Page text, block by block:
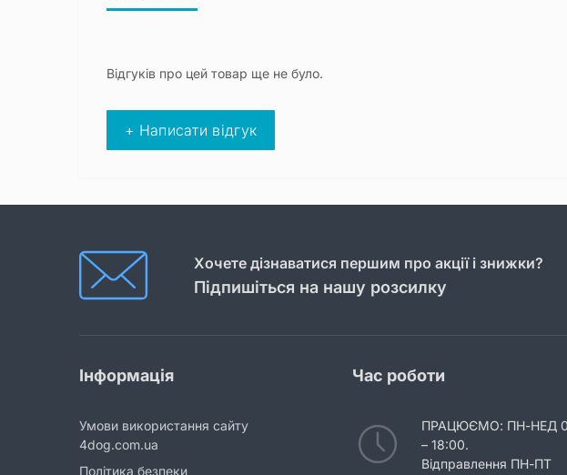
Відгуків про цей товар ще не було.
+ Написати відгук
Хочете дізнаватися першим про акції і знижки?
Підпишіться на нашу розсилку
Інформація
Умови використання сайту
4dog.com.ua
Політика безпеки
Час роботи
ПРАЦЮЄМО: ПН-НЕД
– 18:00.
Відправлення ПН-ПТ